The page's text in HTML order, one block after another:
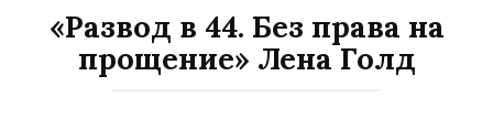
«Развод в 44. Без права на
прощение» Лена Голд